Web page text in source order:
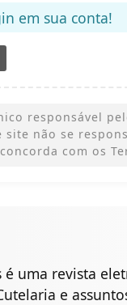
em sua conta!
responsável
site não se
com os
é uma revista
e